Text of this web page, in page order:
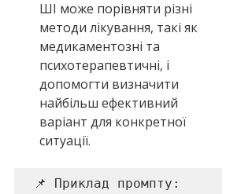
ШІ може порівняти різні
методи лікування, такі як
медикаментозні та
психотерапевтичні, і
допомогти визначити
найбільш ефективний
варіант для конкретної
ситуації.
📌 Приклад промпту: